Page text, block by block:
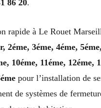
86 20.
rapide à Le Rouet
2éme, 3éme, 4éme,
10éme, 11éme, 12éme,
pour l’installation de
de systèmes de